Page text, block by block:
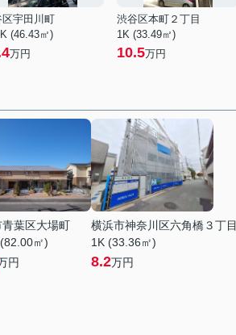
区宇田川町
(46.43㎡)
万円
渋谷区本町２丁目
1K (33.49㎡)
10.5万円
葉区大場町
㎡)
円
横浜市神奈川区六角橋３丁目
1K (33.36㎡)
8.2万円